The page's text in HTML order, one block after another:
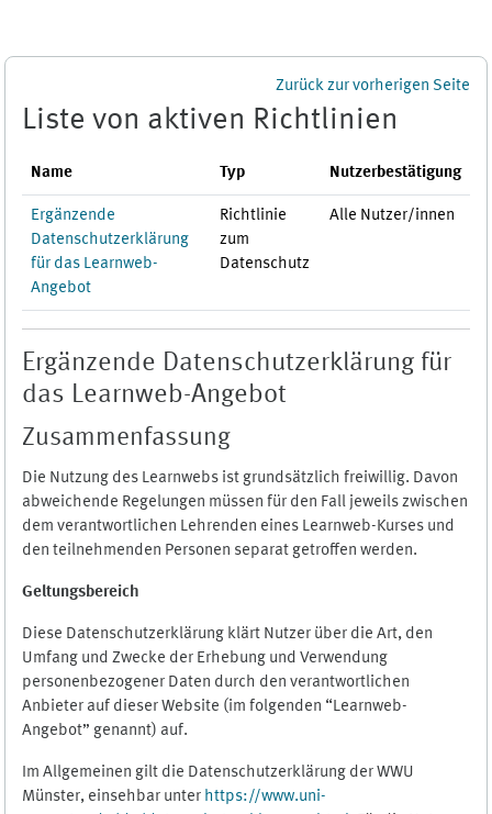
Zurück zur vorherigen Seite
Liste von aktiven Richtlinien
Name Typ Nutzerbestätigung
Ergänzende
Datenschutzerklärung
für das Learnweb-
Angebot
Richtlinie
zum
Datenschutz
Alle Nutzer/innen
Ergänzende Datenschutzerklärung für
das Learnweb-Angebot
Zusammenfassung
Die Nutzung des Learnwebs ist grundsätzlich freiwillig. Davon
abweichende Regelungen müssen für den Fall jeweils zwischen
dem verantwortlichen Lehrenden eines Learnweb-Kurses und
den teilnehmenden Personen separat getroffen werden.
Geltungsbereich
Diese Datenschutzerklärung klärt Nutzer über die Art, den
Umfang und Zwecke der Erhebung und Verwendung
personenbezogener Daten durch den verantwortlichen
Anbieter auf dieser Website (im folgenden “Learnweb-
Angebot” genannt) auf.
Im Allgemeinen gilt die Datenschutzerklärung der WWU
Münster, einsehbar unter https://www.uni-